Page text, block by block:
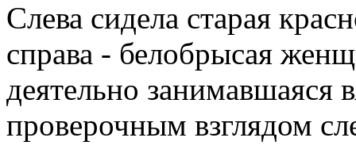
Слева сидела старая
справа - белобрысая
деятельно
проверочным взглядом